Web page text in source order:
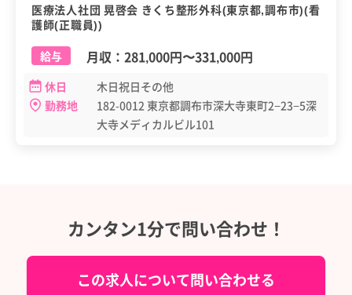
医療法人社団 晃啓会 きくち整形外科(東京都,調布市)(看
護師(正職員))
給与
月収： 281,000円〜331,000円
休日
木日祝日その他
勤務地
182-0012 東京都調布市深大寺東町2−23−5深
大寺メディカルビル101
カンタン1分で問い合わせ！
この求人について問い合わせる